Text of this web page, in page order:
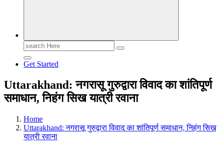
Search
for:
Get Started
Uttarakhand: नगरासू गुरुद्वारा विवाद का शांतिपूर्ण
समाधान, निहंग सिख यात्री रवाना
Home
Uttarakhand: नगरासू गुरुद्वारा विवाद का शांतिपूर्ण समाधान, निहंग सिख
यात्री रवाना